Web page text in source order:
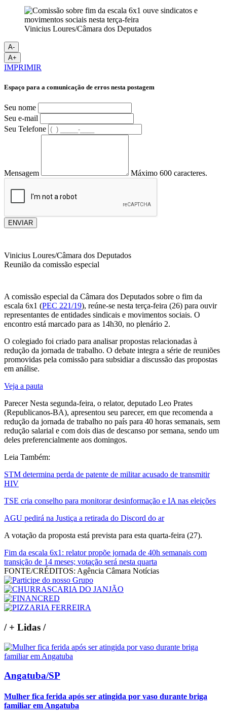
Vinicius Loures/Câmara dos Deputados
A-
A+
IMPRIMIR
Espaço para a comunicação de erros nesta postagem
Seu nome
Seu e-mail
Seu Telefone
Mensagem Máximo 600 caracteres.
ENVIAR
Vinicius Loures/Câmara dos Deputados
Reunião da comissão especial
A comissão especial da Câmara dos Deputados sobre o fim da
escala 6x1 (PEC 221/19), reúne-se nesta terça-feira (26) para ouvir
representantes de entidades sindicais e movimentos sociais. O
encontro está marcado para as 14h30, no plenário 2.
O colegiado foi criado para analisar propostas relacionadas à
redução da jornada de trabalho. O debate integra a série de reuniões
promovidas pela comissão para subsidiar a discussão das propostas
em análise.
Veja a pauta
Parecer Nesta segunda-feira, o relator, deputado Leo Prates
(Republicanos-BA), apresentou seu parecer, em que recomenda a
redução da jornada de trabalho no país para 40 horas semanais, sem
redução salarial e com dois dias de descanso por semana, sendo um
deles preferencialmente aos domingos.
Leia Também:
STM determina perda de patente de militar acusado de transmitir
HIV
TSE cria conselho para monitorar desinformação e IA nas eleições
AGU pedirá na Justiça a retirada do Discord do ar
A votação da proposta está prevista para esta quarta-feira (27).
Fim da escala 6x1: relator propõe jornada de 40h semanais com
transição de 14 meses; votação será nesta quarta
FONTE/CRÉDITOS: Agência Câmara Notícias
/+ Lidas /
Angatuba/SP
Mulher fica ferida após ser atingida por vaso durante briga
familiar em Angatuba